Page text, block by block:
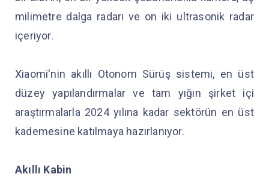
milimetre dalga radarı ve on iki ultrasonik radar
içeriyor.
Xiaomi'nin akıllı Otonom Sürüş sistemi, en üst
düzey yapılandırmalar ve tam yığın şirket içi
araştırmalarla 2024 yılına kadar sektörün en üst
kademesine katılmaya hazırlanıyor.
Akıllı Kabin